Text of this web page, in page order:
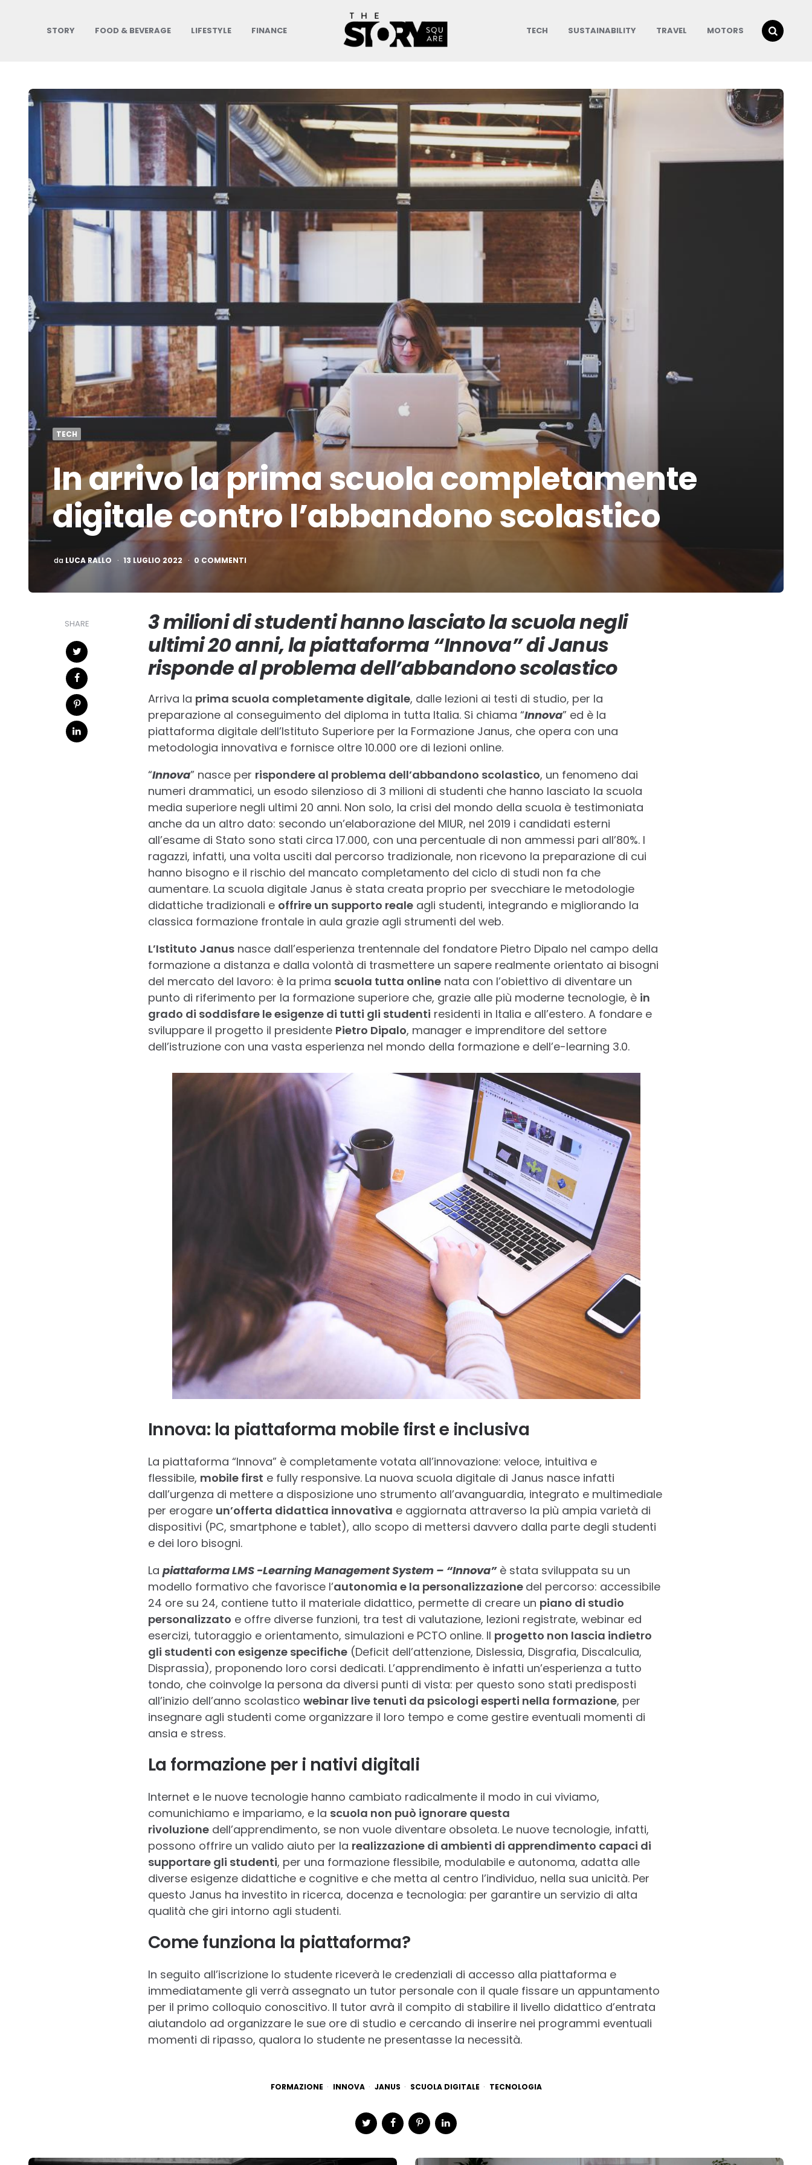
STORY FOOD & BEVERAGE LIFESTYLE FINANCE TECH SUSTAINABILITY TRAVEL MOTORS
TECH
In arrivo la prima scuola completamente
digitale contro l’abbandono scolastico
PUBBLICATO
da LUCA RALLO 13 LUGLIO 2022 0 COMMENTI
SHARE
3 milioni di studenti hanno lasciato la scuola negli
ultimi 20 anni, la piattaforma “Innova” di Janus
risponde al problema dell’abbandono scolastico
Arriva la prima scuola completamente digitale, dalle lezioni ai testi di studio, per la
preparazione al conseguimento del diploma in tutta Italia. Si chiama “Innova” ed è la
piattaforma digitale dell’Istituto Superiore per la Formazione Janus, che opera con una
metodologia innovativa e fornisce oltre 10.000 ore di lezioni online.
“Innova” nasce per rispondere al problema dell’abbandono scolastico, un fenomeno dai
numeri drammatici, un esodo silenzioso di 3 milioni di studenti che hanno lasciato la scuola
media superiore negli ultimi 20 anni. Non solo, la crisi del mondo della scuola è testimoniata
anche da un altro dato: secondo un’elaborazione del MIUR, nel 2019 i candidati esterni
all’esame di Stato sono stati circa 17.000, con una percentuale di non ammessi pari all’80%. I
ragazzi, infatti, una volta usciti dal percorso tradizionale, non ricevono la preparazione di cui
hanno bisogno e il rischio del mancato completamento del ciclo di studi non fa che
aumentare. La scuola digitale Janus è stata creata proprio per svecchiare le metodologie
didattiche tradizionali e offrire un supporto realeagli studenti, integrando e migliorando la
classica formazione frontale in aula grazie agli strumenti del web.
L’Istituto Janusnasce dall’esperienza trentennale del fondatore Pietro Dipalo nel campo della
formazione a distanza e dalla volontà di trasmettere un sapere realmente orientato ai bisogni
del mercato del lavoro: è la prima scuola tutta onlinenata con l’obiettivo di diventare un
punto di riferimento per la formazione superiore che, grazie alle più moderne tecnologie, è in
grado di soddisfare le esigenze di tutti gli studenti residenti in Italia e all’estero. A fondare e
sviluppare il progetto il presidente Pietro Dipalo, manager e imprenditore del settore
dell’istruzione con una vasta esperienza nel mondo della formazione e dell’e-learning 3.0.
Innova: la piattaforma mobile first e inclusiva
La piattaforma “Innova” è completamente votata all’innovazione: veloce, intuitiva e
flessibile, mobile first e fully responsive. La nuova scuola digitale di Janus nasce infatti
dall’urgenza di mettere a disposizione uno strumento all’avanguardia, integrato e multimediale
per erogare un’offerta didattica innovativa e aggiornata attraverso la più ampia varietà di
dispositivi (PC, smartphone e tablet), allo scopo di mettersi davvero dalla parte degli studenti
e dei loro bisogni.
La piattaforma LMS -Learning Management System – “Innova”è stata sviluppata su un
modello formativo che favorisce l’autonomia e la personalizzazione del percorso: accessibile
24 ore su 24, contiene tutto il materiale didattico, permette di creare un piano di studio
personalizzato e offre diverse funzioni, tra test di valutazione, lezioni registrate, webinar ed
esercizi, tutoraggio e orientamento, simulazioni e PCTO online. Il progetto non lascia indietro
gli studenti con esigenze specifiche(Deficit dell’attenzione, Dislessia, Disgrafia, Discalculia,
Disprassia), proponendo loro corsi dedicati. L’apprendimento è infatti un’esperienza a tutto
tondo, che coinvolge la persona da diversi punti di vista: per questo sono stati predisposti
all’inizio dell’anno scolastico webinar live tenuti da psicologi esperti nella formazione, per
insegnare agli studenti come organizzare il loro tempo e come gestire eventuali momenti di
ansia e stress.
La formazione per i nativi digitali
Internet e le nuove tecnologie hanno cambiato radicalmente il modo in cui viviamo,
comunichiamo e impariamo, e la scuola non può ignorare questa
rivoluzionedell’apprendimento, se non vuole diventare obsoleta. Le nuove tecnologie, infatti,
possono offrire un valido aiuto per la realizzazione di ambienti di apprendimento capaci di
supportare gli studenti, per una formazione flessibile, modulabile e autonoma, adatta alle
diverse esigenze didattiche e cognitive e che metta al centro l’individuo, nella sua unicità. Per
questo Janus ha investito in ricerca, docenza e tecnologia: per garantire un servizio di alta
qualità che giri intorno agli studenti.
Come funziona la piattaforma?
In seguito all’iscrizione lo studente riceverà le credenziali di accesso alla piattaforma e
immediatamente gli verrà assegnato un tutor personale con il quale fissare un appuntamento
per il primo colloquio conoscitivo. Il tutor avrà il compito di stabilire il livello didattico d’entrata
aiutandolo ad organizzare le sue ore di studio e cercando di inserire nei programmi eventuali
momenti di ripasso, qualora lo studente ne presentasse la necessità.
FORMAZIONE INNOVA JANUS SCUOLA DIGITALE TECNOLOGIA
Post